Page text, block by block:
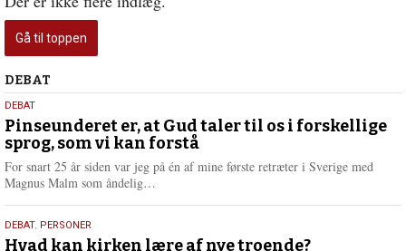
Gå til toppen
Debat
DEBAT
5.
august
2026
DEBAT
Pinseunderet er, at Gud taler til os i forskellige
sprog, som vi kan forstå
For snart 25 år siden var jeg på én af mine første retræter i Sverige med
Magnus Malm som åndelig…
e
25.
DEBAT, PERSONER
Hvad kan kirken lære af nye troende?